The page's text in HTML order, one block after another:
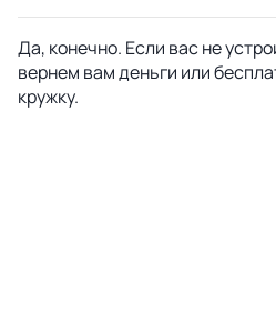
Да, конечно. Если вас не
вернем вам деньги или
кружку.